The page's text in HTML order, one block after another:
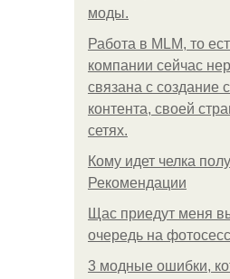
моды.
Работа в MLM, то
компании сейчас
связана с создание
контента, своей
сетях.
Кому идет челка
Рекомендации
Щас приедут меня
очередь на
3 модные ошибки,